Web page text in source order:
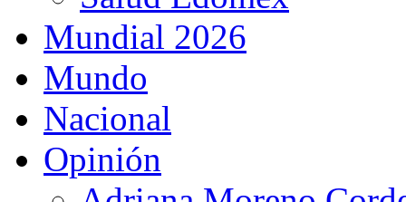
Mundial 2026
Mundo
Nacional
Opinión